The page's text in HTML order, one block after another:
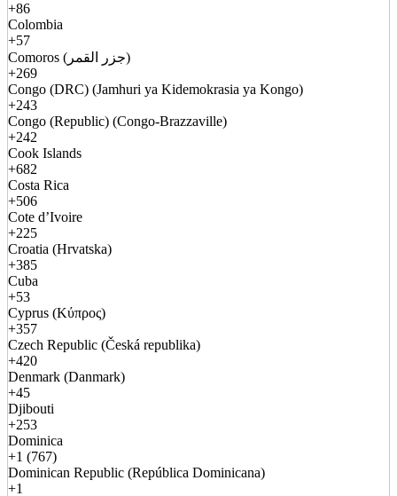
+86
Colombia
+57
Comoros (جزر القمر)
+269
Congo (DRC) (Jamhuri ya Kidemokrasia ya Kongo)
+243
Congo (Republic) (Congo-Brazzaville)
+242
Cook Islands
+682
Costa Rica
+506
Cote d’Ivoire
+225
Croatia (Hrvatska)
+385
Cuba
+53
Cyprus (Κύπρος)
+357
Czech Republic (Česká republika)
+420
Denmark (Danmark)
+45
Djibouti
+253
Dominica
+1 (767)
Dominican Republic (República Dominicana)
+1